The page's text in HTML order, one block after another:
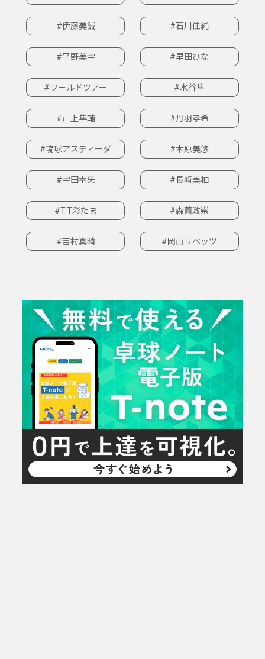
#伊藤美誠 #石川佳純
#平野美宇 #早田ひな
#ワールドツアー #水谷隼
#戸上隼輔 #丹羽孝希
#琉球アスティーダ #木原美悠
#宇田幸矢 #長﨑美柚
#T.T彩たま #森薗政崇
#吉村真晴 #岡山リベッツ